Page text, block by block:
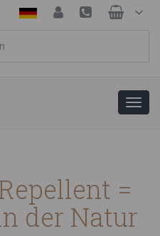
=
der Natur